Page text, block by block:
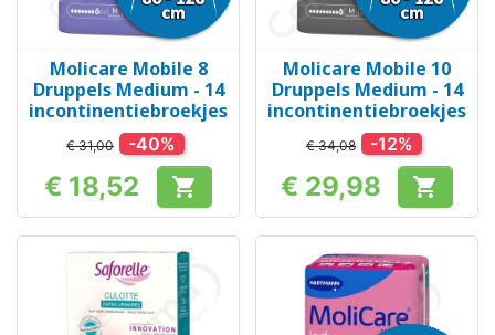
Molicare Mobile 8
Druppels Medium - 14
incontinentiebroekjes
€ 31,00 -40%
Prijs
€ 18,52 
Molicare Mobile 10
Druppels Medium - 14
incontinentiebroekjes
€ 34,08 -12%
Prijs
€ 29,98 